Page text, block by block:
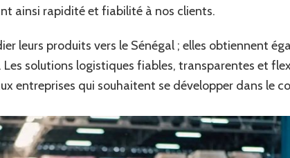
ainsi rapidité et fiabilité à nos clients.
leurs produits vers le Sénégal ; elles obtiennent
solutions logistiques fiables, transparentes et
entreprises qui souhaitent se développer dans le